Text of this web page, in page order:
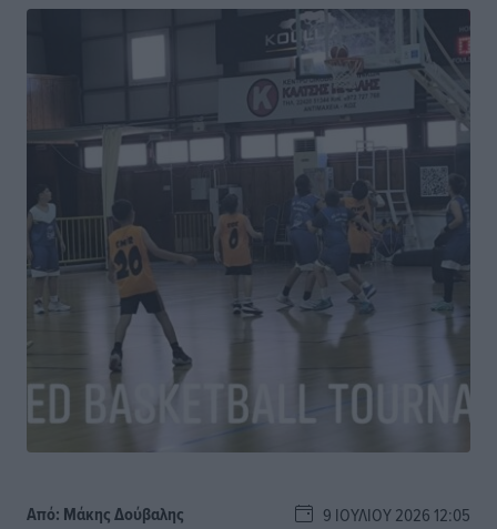
Από: Μάκης Δούβαλης 9 ΙΟΥΛΊΟΥ 2026 12:05